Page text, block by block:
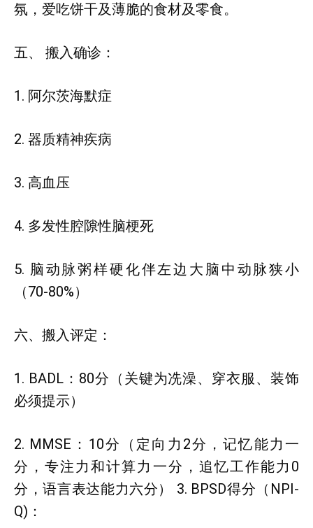
氛，爱吃饼干及薄脆的食材及零食。
五、 搬入确诊：
1. 阿尔茨海默症
2. 器质精神疾病
3. 高血压
4. 多发性腔隙性脑梗死
5. 脑动脉粥样硬化伴左边大脑中动脉狭小
（70-80%）
六、搬入评定：
1. BADL：80分（关键为冼澡、穿衣服、装饰
必须提示）
2. MMSE：10分（定向力2分，记忆能力一
分，专注力和计算力一分，追忆工作能力0
分，语言表达能力六分） 3. BPSD得分（NPI-
Q)：